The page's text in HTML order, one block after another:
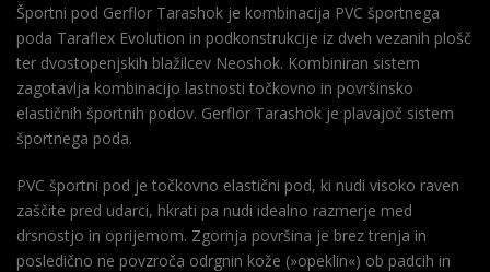
Športni pod Gerflor Tarashok je kombinacija PVC športnega
poda Taraflex Evolution in podkonstrukcije iz dveh vezanih plošč
ter dvostopenjskih blažilcev Neoshok. Kombiniran sistem
zagotavlja kombinacijo lastnosti točkovno in površinsko
elastičnih športnih podov. Gerflor Tarashok je plavajoč sistem
športnega poda.
PVC športni pod je točkovno elastični pod, ki nudi visoko raven
zaščite pred udarci, hkrati pa nudi idealno razmerje med
drsnostjo in oprijemom. Zgornja površina je brez trenja in
posledično ne povzroča odrgnin kože (»opeklin«) ob padcih in